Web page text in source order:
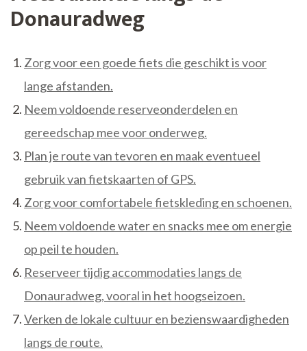
Donauradweg
Zorg voor een goede fiets die geschikt is voor
lange afstanden.
Neem voldoende reserveonderdelen en
gereedschap mee voor onderweg.
Plan je route van tevoren en maak eventueel
gebruik van fietskaarten of GPS.
Zorg voor comfortabele fietskleding en schoenen.
Neem voldoende water en snacks mee om energie
op peil te houden.
Reserveer tijdig accommodaties langs de
Donauradweg, vooral in het hoogseizoen.
Verken de lokale cultuur en bezienswaardigheden
langs de route.